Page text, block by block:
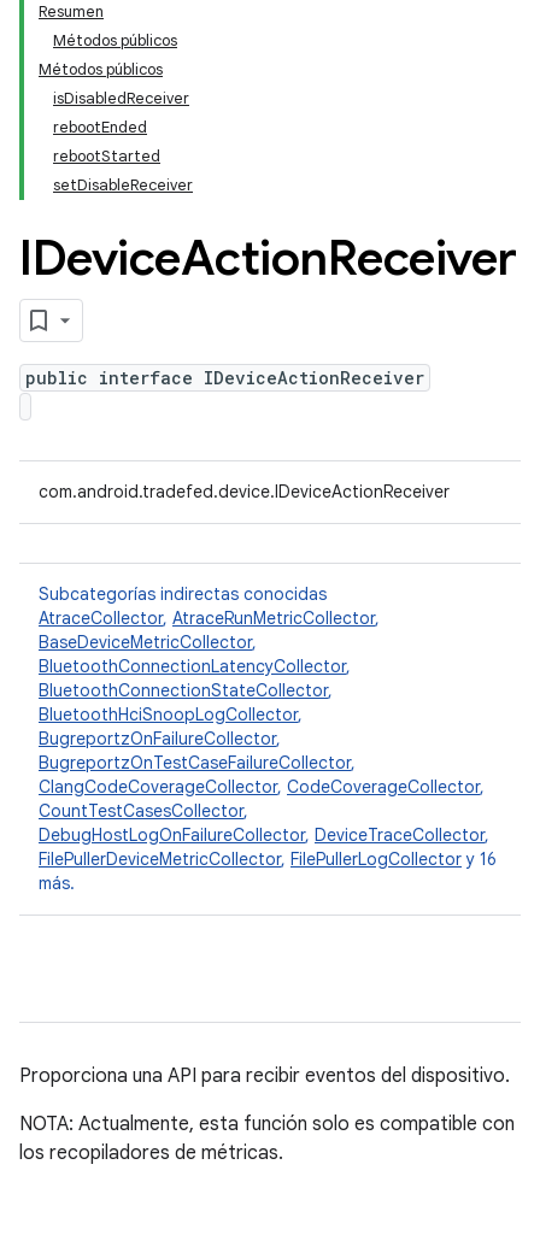
Resumen
Métodos públicos
Métodos públicos
isDisabledReceiver
rebootEnded
rebootStarted
setDisableReceiver
IDeviceActionReceiver
public interface IDeviceActionReceiver
com.android.tradefed.device.IDeviceActionReceiver
Subcategorías indirectas conocidas
AtraceCollector, AtraceRunMetricCollector,
BaseDeviceMetricCollector,
BluetoothConnectionLatencyCollector,
BluetoothConnectionStateCollector,
BluetoothHciSnoopLogCollector,
BugreportzOnFailureCollector,
BugreportzOnTestCaseFailureCollector,
ClangCodeCoverageCollector, CodeCoverageCollector,
CountTestCasesCollector,
DebugHostLogOnFailureCollector, DeviceTraceCollector,
FilePullerDeviceMetricCollector, FilePullerLogCollectory 16
más.
Proporciona una API para recibir eventos del dispositivo.
NOTA: Actualmente, esta función solo es compatible con
los recopiladores de métricas.